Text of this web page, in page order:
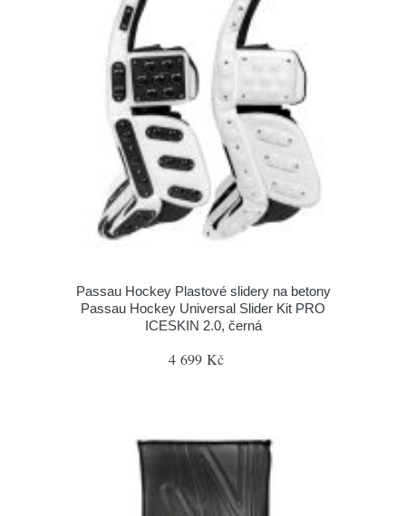
Passau Hockey Plastové slidery na betony
Passau Hockey Universal Slider Kit PRO
ICESKIN 2.0, černá
4 699 Kč